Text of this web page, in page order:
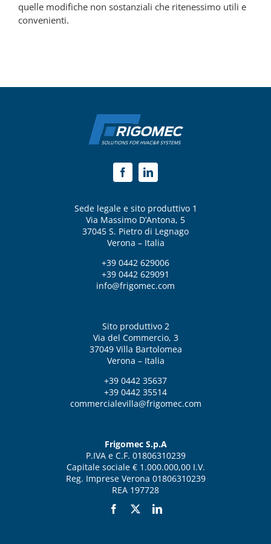
quelle modifiche non sostanziali che ritenessimo utili e
convenienti.
Sede legale e sito produttivo 1
Via Massimo D’Antona, 5
37045 S. Pietro di Legnago
Verona – Italia
+39 0442 629006
+39 0442 629091
info@frigomec.com
Sito produttivo 2
Via del Commercio, 3
37049 Villa Bartolomea
Verona – Italia
+39 0442 35637
+39 0442 35514
commercialevilla@frigomec.com
Frigomec S.p.A
P.IVA e C.F. 01806310239
Capitale sociale € 1.000.000,00 I.V.
Reg. Imprese Verona 01806310239
REA 197728